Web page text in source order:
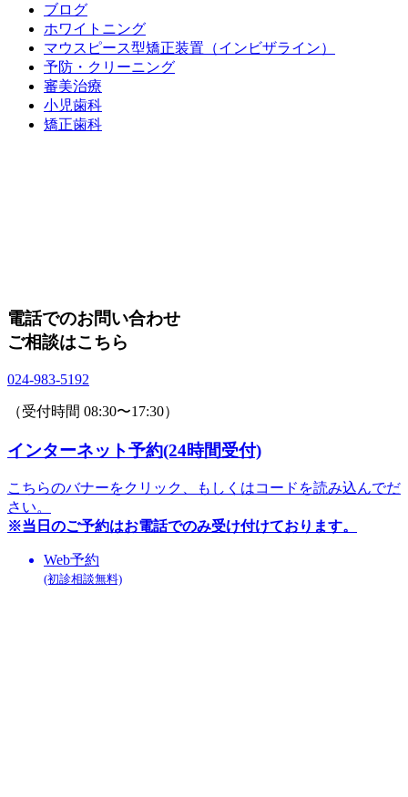
ブログ
ホワイトニング
マウスピース型矯正装置（インビザライン）
予防・クリーニング
審美治療
小児歯科
矯正歯科
電話でのお問い合わせ
ご相談はこちら
024-983-5192
（受付時間 08:30〜17:30）
インターネット予約(24時間受付)
こちらのバナーをクリック、
もしくはコードを読み込んでだ
さい。
※当日のご予約はお電話でのみ受け付けております。
Web予約
(初診相談無料)